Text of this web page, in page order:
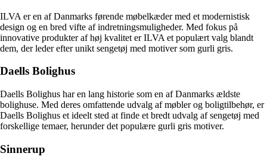
ILVA er en af Danmarks førende møbelkæder med et modernistisk
design og en bred vifte af indretningsmuligheder. Med fokus på
innovative produkter af høj kvalitet er ILVA et populært valg blandt
dem, der leder efter unikt sengetøj med motiver som gurli gris.
Daells Bolighus
Daells Bolighus har en lang historie som en af Danmarks ældste
bolighuse. Med deres omfattende udvalg af møbler og boligtilbehør, er
Daells Bolighus et ideelt sted at finde et bredt udvalg af sengetøj med
forskellige temaer, herunder det populære gurli gris motiver.
Sinnerup